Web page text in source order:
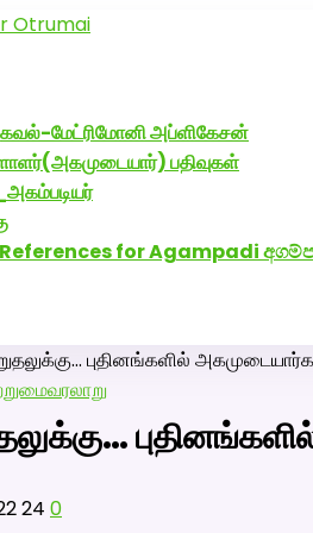
மேட்ரிமோனி அப்ளிகேசன்
பதிவுகள்
for Agampadi
புதினங்களில்
வரலாறு
24 0
திருமண வரன்களுக்கு